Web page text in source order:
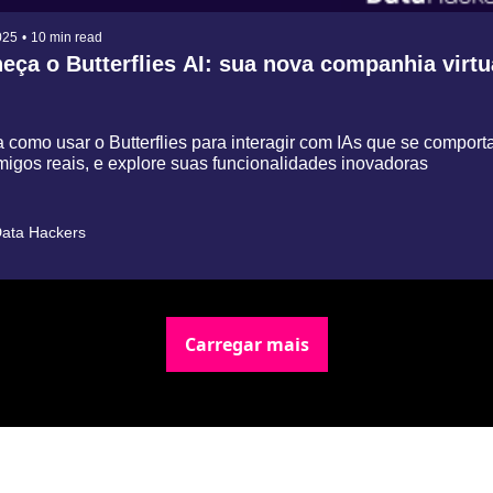
• 10 min read
o Butterflies AI: sua nova companhia
como usar o Butterflies para interagir com IAs que se
reais, e explore suas funcionalidades inovadoras
Hackers
Carregar mais